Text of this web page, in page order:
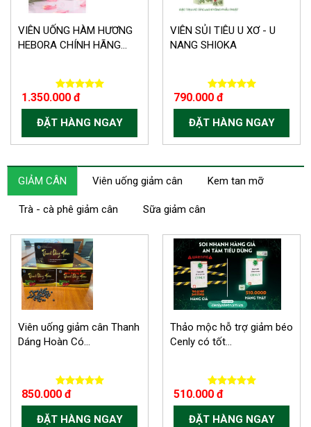
VIÊN UỐNG HÀM HƯƠNG
HEBORA CHÍNH HÃNG...
1.350.000 đ
ĐẶT HÀNG NGAY
VIÊN SỦI TIÊU U XƠ - U
NANG SHIOKA
790.000 đ
ĐẶT HÀNG NGAY
GIẢM CÂN Viên uống giảm cân Kem tan mỡ
Trà - cà phê giảm cân Sữa giảm cân
Viên uống giảm cân Thanh
Dáng Hoàn Có...
850.000 đ
ĐẶT HÀNG NGAY
Thảo mộc hỗ trợ giảm béo
Cenly có tốt...
510.000 đ
ĐẶT HÀNG NGAY